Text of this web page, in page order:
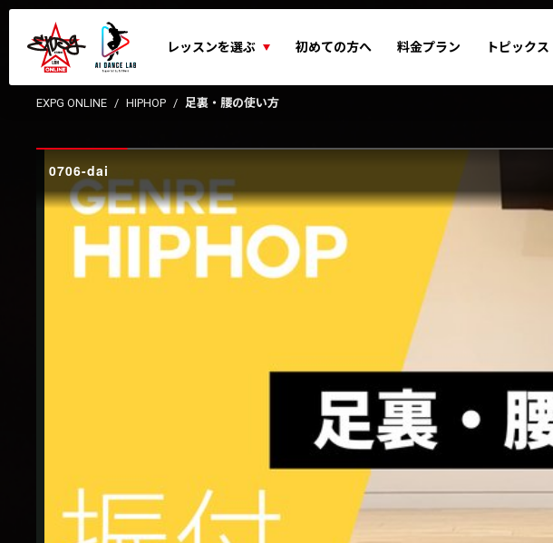
レッスンを選ぶ 初めての方へ 料金プラン トピックス
EXPG ONLINE HIPHOP 足裏・腰の使い方
0706-dai